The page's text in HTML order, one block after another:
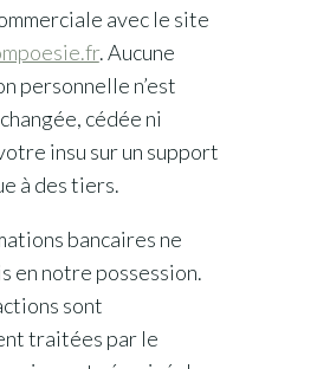
avec le site
. Aucune
personnelle n’est
cédée ni
insu sur un support
à des tiers.
bancaires ne
en notre possession.
sont
traitées par le